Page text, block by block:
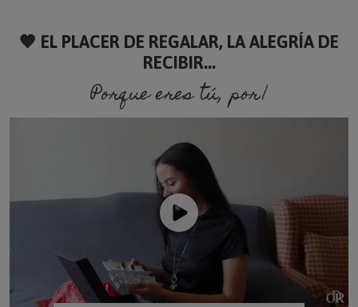
🧡 EL PLACER DE REGALAR, LA ALEGRÍA DE
RECIBIR...
Porque eres tú, porque soy